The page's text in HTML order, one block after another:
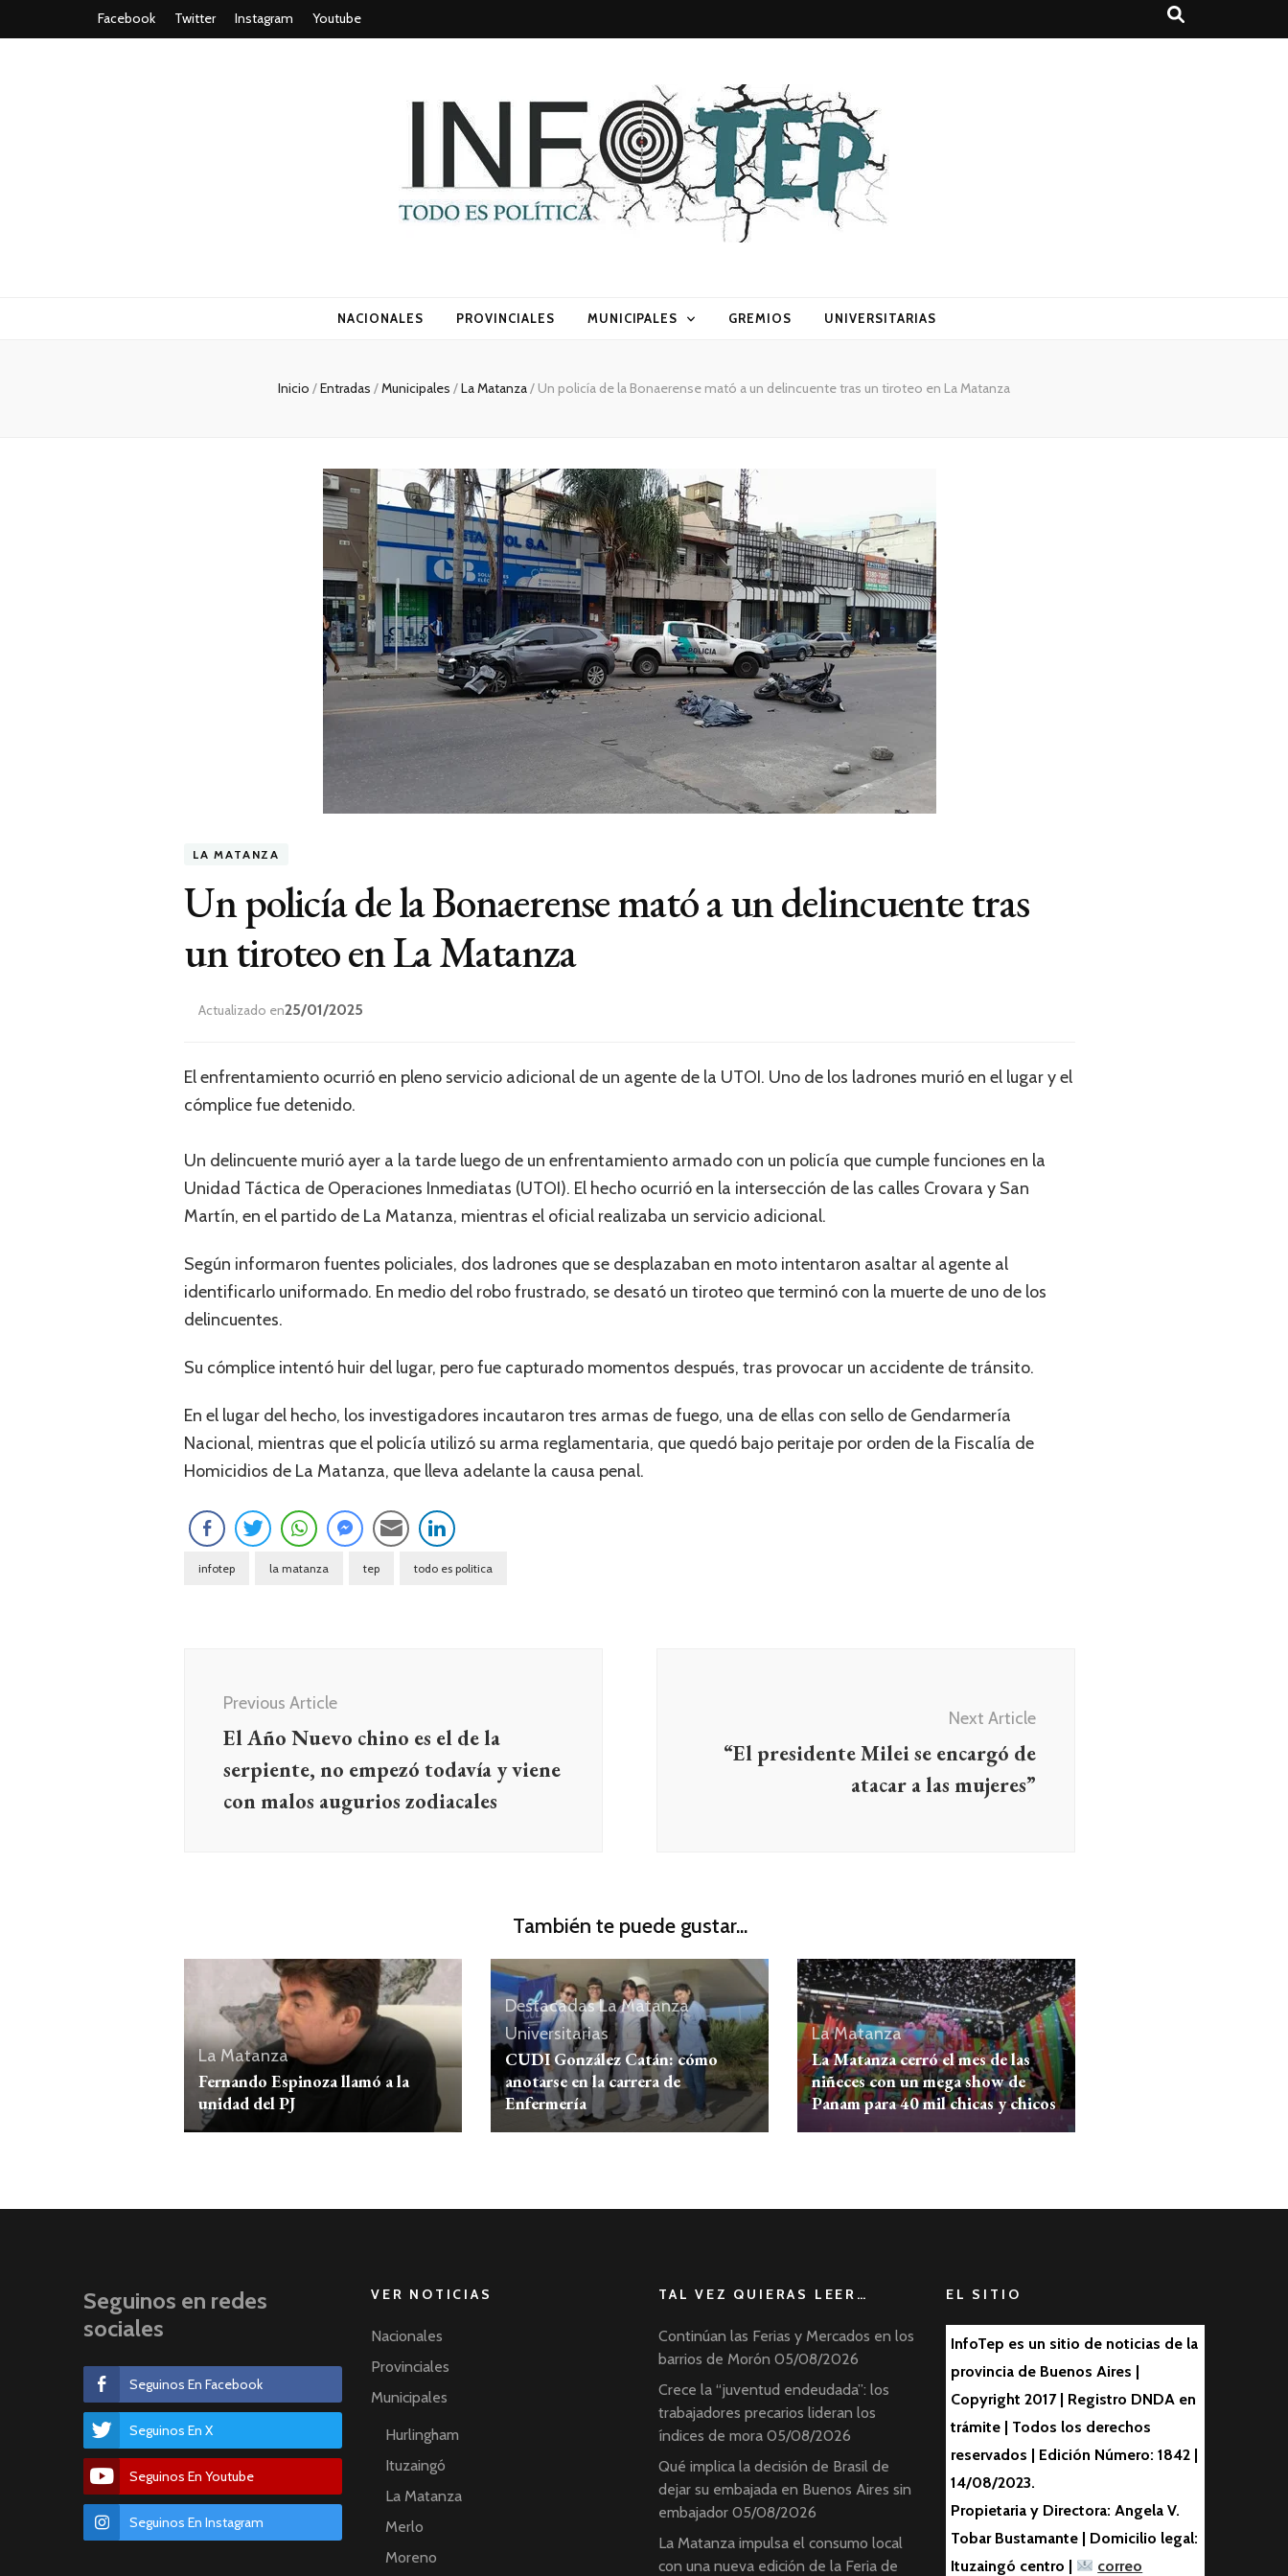
Facebook Twitter Instagram Youtube
Todo es (rosca) política
NACIONALES PROVINCIALES MUNICIPALES GREMIOS UNIVERSITARIAS
Inicio /Entradas /Municipales /La Matanza/ Un policía de la Bonaerense mató a un delincuente tras un tiroteo en La Matanza
LA MATANZA
Un policía de la Bonaerense mató a un delincuente tras
un tiroteo en La Matanza
Actualizado en25/01/2025
El enfrentamiento ocurrió en pleno servicio adicional de un agente de la UTOI. Uno de los ladrones murió en el lugar y el
cómplice fue detenido.
Un delincuente murió ayer a la tarde luego de un enfrentamiento armado con un policía que cumple funciones en la
Unidad Táctica de Operaciones Inmediatas (UTOI). El hecho ocurrió en la intersección de las calles Crovara y San
Martín, en el partido de La Matanza, mientras el oficial realizaba un servicio adicional.
Según informaron fuentes policiales, dos ladrones que se desplazaban en moto intentaron asaltar al agente al
identificarlo uniformado. En medio del robo frustrado, se desató un tiroteo que terminó con la muerte de uno de los
delincuentes.
Su cómplice intentó huir del lugar, pero fue capturado momentos después, tras provocar un accidente de tránsito.
En el lugar del hecho, los investigadores incautaron tres armas de fuego, una de ellas con sello de Gendarmería
Nacional, mientras que el policía utilizó su arma reglamentaria, que quedó bajo peritaje por orden de la Fiscalía de
Homicidios de La Matanza, que lleva adelante la causa penal.
infotep la matanza tep todo es politica
entradas
Previous Article
El Año Nuevo chino es el de la
serpiente, no empezó todavía y viene
con malos augurios zodiacales
Next Article
“El presidente Milei se encargó de
atacar a las mujeres”
También te puede gustar...
La Matanza
Fernando Espinoza llamó a la
unidad del PJ
DestacadasLa Matanza
Universitarias
CUDI González Catán: cómo
anotarse en la carrera de
Enfermería
La Matanza
La Matanza cerró el mes de las
niñeces con un mega show de
Panam para 40 mil chicas y chicos
Seguinos en redes
sociales
Seguinos En Facebook
Seguinos En X
Seguinos En Youtube
Seguinos En Instagram
VER NOTICIAS
Nacionales
Provinciales
Municipales
Hurlingham
Ituzaingó
La Matanza
Merlo
Moreno
TAL VEZ QUIERAS LEER…
Continúan las Ferias y Mercados en los
barrios de Morón 05/08/2026
Crece la “juventud endeudada”: los
trabajadores precarios lideran los
índices de mora 05/08/2026
Qué implica la decisión de Brasil de
dejar su embajada en Buenos Aires sin
embajador 05/08/2026
La Matanza impulsa el consumo local
con una nueva edición de la Feria de
EL SITIO
InfoTep es un sitio de noticias de la
provincia de Buenos Aires |
Copyright 2017 | Registro DNDA en
trámite | Todos los derechos
reservados | Edición Número: 1842 |
14/08/2023.
Propietaria y Directora: Angela V.
Tobar Bustamante | Domicilio legal:
Ituzaingó centro |
correo